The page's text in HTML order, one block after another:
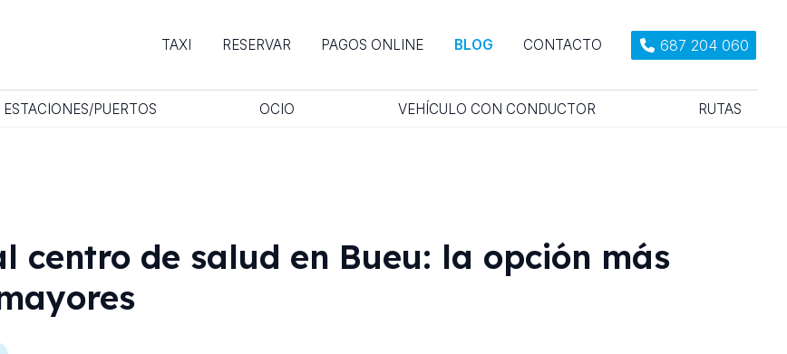
TAXI RESERVAR PAGOS ONLINE BLOG CONTACTO 687 204 060
ESTACIONES/PUERTOS OCIO VEHÍCULO CON CONDUCTOR RUTAS
centro de salud en Bueu: la opción más